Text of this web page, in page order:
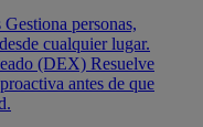
Gestiona personas,
cualquier lugar.
(DEX) Resuelve
antes de que